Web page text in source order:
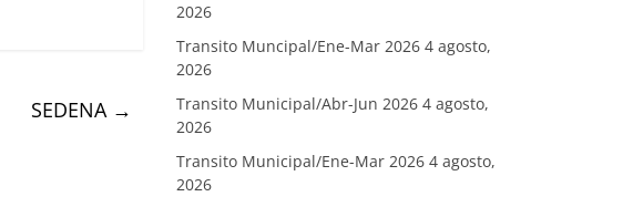
SEDENA →
2026
Transito Muncipal/Ene-Mar 2026 4 agosto,
2026
Transito Municipal/Abr-Jun 2026 4 agosto,
2026
Transito Municipal/Ene-Mar 2026 4 agosto,
2026